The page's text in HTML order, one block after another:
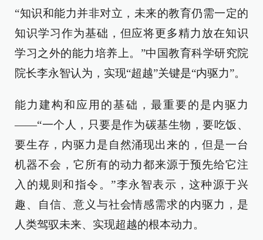
“知识和能力并非对立，未来的教育仍需一定的
知识学习作为基础，但应将更多精力放在知识
学习之外的能力培养上。”中国教育科学研究院
院长李永智认为，实现“超越”关键是“内驱力”。
能力建构和应用的基础，最重要的是内驱力
——“一个人，只要是作为碳基生物，要吃饭、
要生存，内驱力是自然涌现出来的，但是一台
机器不会，它所有的动力都来源于预先给它注
入的规则和指令。”李永智表示，这种源于兴
趣、自信、意义与社会情感需求的内驱力，是
人类驾驭未来、实现超越的根本动力。